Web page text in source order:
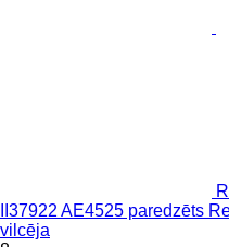
II37922 AE4525 paredzēts
vilcēja